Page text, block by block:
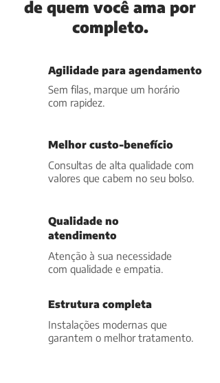
de quem você ama por
completo.
Agilidade para agendamento
Sem filas, marque um horário
com rapidez.
Melhor custo-benefício
Consultas de alta qualidade com
valores que cabem no seu bolso.
Qualidade no
atendimento
Atenção à sua necessidade
com qualidade e empatia.
Estrutura completa
Instalações modernas que
garantem o melhor tratamento.